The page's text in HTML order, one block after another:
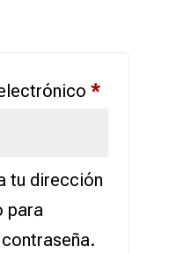
*
tu dirección
para